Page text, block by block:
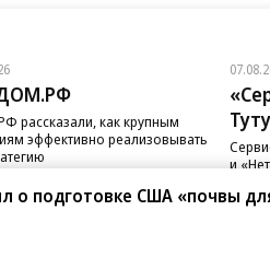
рассказали, как крупным
эффективно реализовывать
и
о подготовке США «почвы